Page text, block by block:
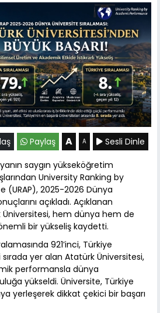
Paylaş A A
Sesli Dinle
saygın yükseköğretim
University Ranking by
2025-2026 Dünya
açıkladı. Açıklanan
hem dünya hem de
bir yükseliş kaydetti.
921’inci, Türkiye
sırada yer alan Atatürk Üniversitesi,
performansla dünya
yükseldi. Üniversite, Türkiye
yerleşerek dikkat çekici bir başarı